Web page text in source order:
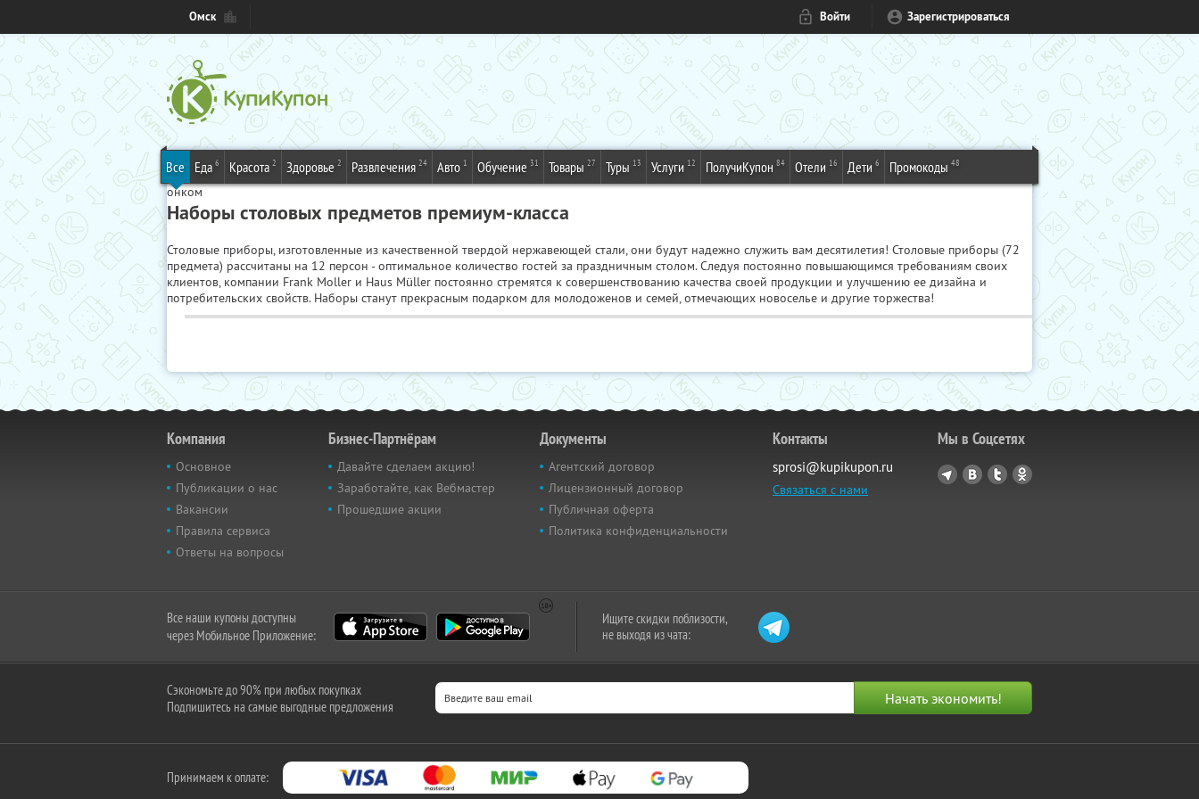
Омск Войти Зарегистрироваться
Все Еда 6 Красота 2 Здоровье 2 Развлечения 24 Авто 1 Обучение 31 Товары 27 Туры 13 Услуги 12 ПолучиКупон 84 Отели 16 Дети 6 Промокоды 48
онком
Наборы столовых предметов премиум-класса
Столовые приборы, изготовленные из качественной твердой нержавеющей стали, они будут надежно служить вам десятилетия! Столовые приборы (72
предмета) рассчитаны на 12 персон - оптимальное количество гостей за праздничным столом. Следуя постоянно повышающимся требованиям своих
клиентов, компании Frank Moller и Haus Müller постоянно стремятся к совершенствованию качества своей продукции и улучшению ее дизайна и
потребительских свойств. Наборы станут прекрасным подарком для молодоженов и семей, отмечающих новоселье и другие торжества!
Компания
Основное
Публикации о нас
Вакансии
Правила сервиса
Ответы на вопросы
Бизнес-Партнёрам
Давайте сделаем акцию!
Заработайте, как Вебмастер
Прошедшие акции
Документы
Агентский договор
Лицензионный договор
Публичная оферта
Политика конфиденциальности
Контакты
sprosi@kupikupon.ru
Связаться с нами
Мы в Соцсетях
Все наши купоны доступны
через Мобильное Приложение:
Ищите скидки поблизости,
не выходя из чата:
Сэкономьте до 90% при любых покупках
Подпишитесь на самые выгодные предложения
Принимаем к оплате: